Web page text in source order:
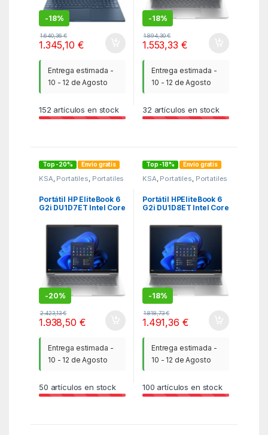
-18%
1.640,36€
1.345,10 €
Entrega estimada -
10 - 12 de Agosto
152 artículos en stock
-18%
1.894,30€
1.553,33 €
Entrega estimada -
10 - 12 de Agosto
32 artículos en stock
Top -20% Envío gratis
KSA, Portatiles, Portatiles
Portátil HP EliteBook 6
G2i DU1D7ET Intel Core
SSD/ 14″/ Win11 Pro
-20%
2.423,13€
1.938,50 €
Entrega estimada -
10 - 12 de Agosto
50 artículos en stock
Top -18% Envío gratis
KSA, Portatiles, Portatiles
Portátil HPEliteBook 6
G2i DU1D8ET Intel Core
SSD/ 16″/ Win11 Pro
-18%
1.818,73€
1.491,36 €
Entrega estimada -
10 - 12 de Agosto
100 artículos en stock